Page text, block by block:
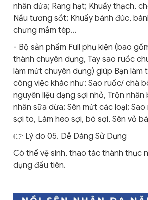
nhân dứa; Rang hạt; Khuấy thạch,
Nấu tương sốt; Khuấy bánh đúc,
chưng mắm tép…
- Bộ sản phẩm Full phụ kiện (bao
thành chuyên dụng, Tay sao ruốc
làm mứt chuyên dụng) giúp Bạn làm
công việc khác như: Sao ruốc/ chà
nguyên liệu dạng sợi nhỏ, Trộn nhân
nhân sữa dừa; Sên mứt các loại;
sợi to, Làm heo sợi, bò sợi, Sên vỏ
👉 Lý do 05. Dễ Dàng Sử Dụng
Có thể vệ sinh, thao tác thành thục
dụng đầu tiên.